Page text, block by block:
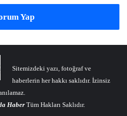
Yap
Sitemizdeki yazı, fotoğraf ve
haberlerin her hakkı saklıdır. İzinsiz
HaberTüm Hakları Saklıdır.